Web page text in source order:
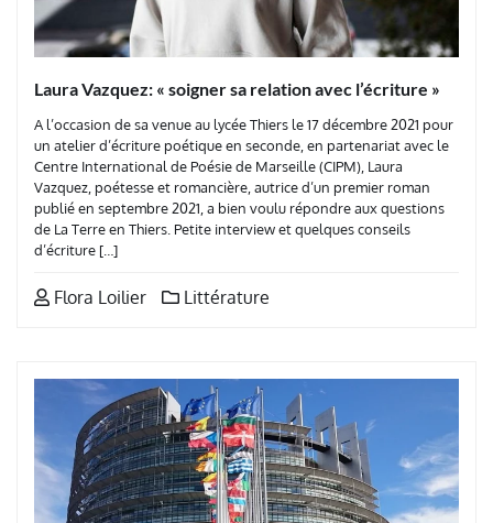
Laura Vazquez: « soigner sa relation avec l’écriture »
A l’occasion de sa venue au lycée Thiers le 17 décembre 2021 pour
un atelier d’écriture poétique en seconde, en partenariat avec le
Centre International de Poésie de Marseille (CIPM), Laura
Vazquez, poétesse et romancière, autrice d’un premier roman
publié en septembre 2021, a bien voulu répondre aux questions
de La Terre en Thiers. Petite interview et quelques conseils
d’écriture […]
Flora Loilier Littérature